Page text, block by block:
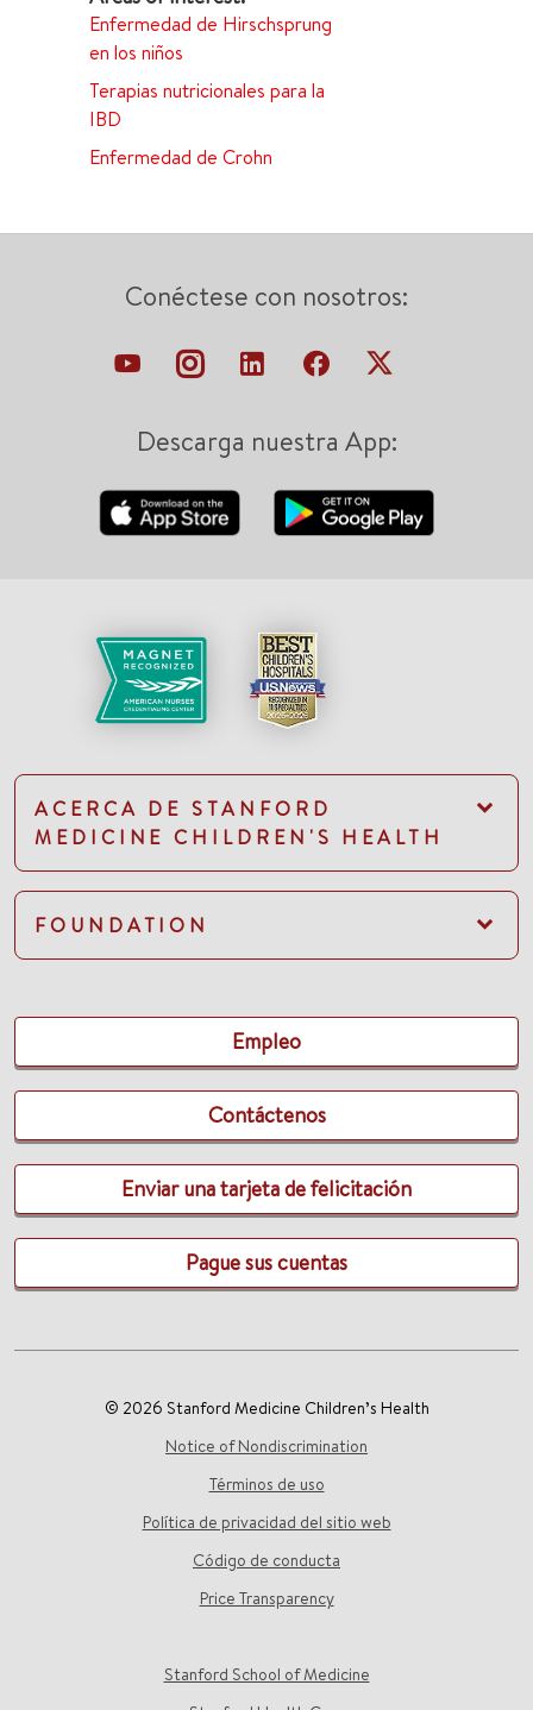
Enfermedad de Hirschsprung
en los niños
Terapias nutricionales para la
IBD
Enfermedad de Crohn
Conéctese con nosotros:
Descarga nuestra App:
ACERCA DE STANFORD
MEDICINE CHILDREN'S HEALTH
FOUNDATION
Empleo
Contáctenos
Enviar una tarjeta de felicitación
Pague sus cuentas
© 2026 Stanford Medicine Children’s Health
Notice of Nondiscrimination
Términos de uso
Política de privacidad del sitio web
Código de conducta
Price Transparency
Stanford School of Medicine